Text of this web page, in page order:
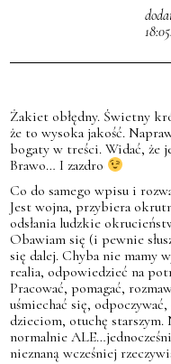
18:05.
Żakiet obłędny. Świetny
że to wysoka jakość.
bogaty w treści. Widać, że
Brawo… I zazdro
Co do samego wpisu i
Jest wojna, przybiera
odsłania ludzkie
Obawiam się (i pewnie
się dalej. Chyba nie mamy
realia, odpowiedzieć na
Pracować, pomagać,
uśmiechać się,
dzieciom, otuchę starszym.
normalnie
nieznaną wcześniej